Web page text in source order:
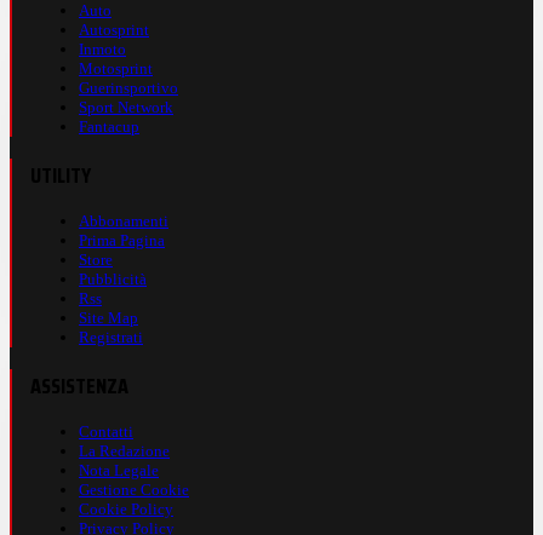
Auto
Autosprint
Inmoto
Motosprint
Guerinsportivo
Sport Network
Fantacup
Abbonamenti
Prima Pagina
Store
Pubblicità
Rss
Site Map
Registrati
Contatti
La Redazione
Nota Legale
Gestione Cookie
Cookie Policy
Privacy Policy